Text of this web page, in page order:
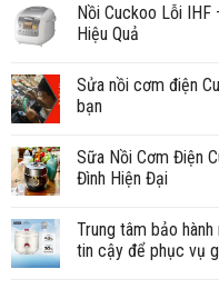
Nồi Cuckoo Lỗi IHF
Hiệu Quả
Sửa nồi cơm điện
bạn
Sữa Nồi Cơm Điện
Đình Hiện Đại
Trung tâm bảo
tin cậy để phục vụ